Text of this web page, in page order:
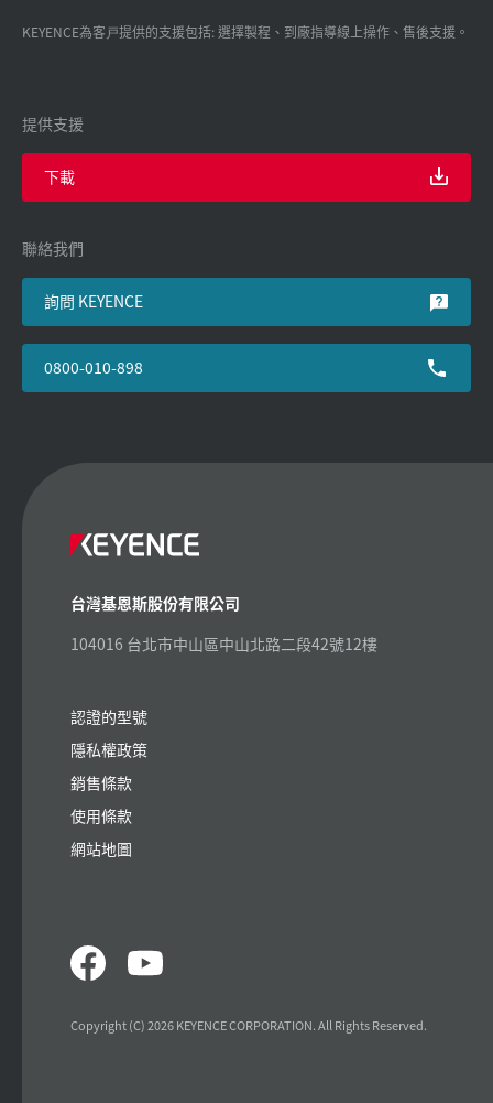
KEYENCE為客戸提供的支援包括: 選擇製程、到廠指導線上操作、售後支援。
提供支援
下載
聯絡我們
詢問 KEYENCE
0800-010-898
台灣基恩斯股份有限公司
104016 台北市中山區中山北路二段42號12樓
認證的型號
隱私權政策
銷售條款
使用條款
網站地圖
Copyright (C) 2026 KEYENCE CORPORATION. All Rights Reserved.